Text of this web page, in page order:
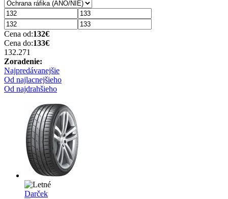
Cena od:132€
Cena do:133€
132.271
Zoradenie:
Najpredávanejšie
Od najlacnejšieho
Od najdrahšieho
Darček